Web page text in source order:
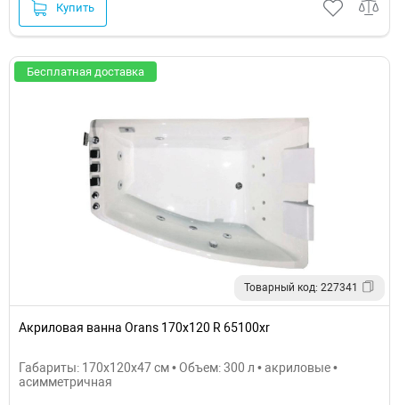
Купить
Бесплатная доставка
Товарный код: 227341
Акриловая ванна Orans 170х120 R 65100xr
Габариты: 170x120x47 см • Объем: 300 л • акриловые •
асимметричная